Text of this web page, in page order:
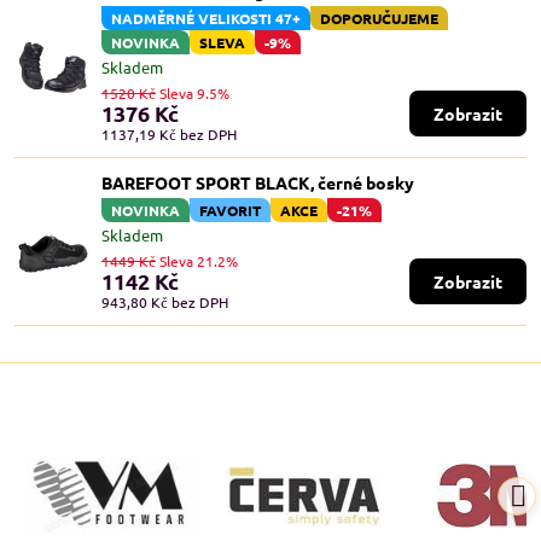
NADMĚRNÉ VELIKOSTI 47+
DOPORUČUJEME
NOVINKA
SLEVA -9%
Skladem
1376 Kč
1137,19 Kč bez DPH
1520 KčSleva 9.5%
Zobrazit
BAREFOOT SPORT BLACK, černé bosky
NOVINKA FAVORIT AKCE -21%
Skladem
1142 Kč
943,80 Kč bez DPH
1449 KčSleva 21.2%
Zobrazit